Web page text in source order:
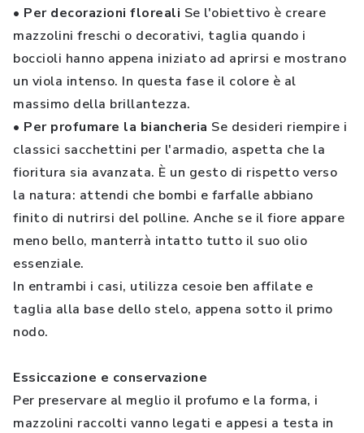
• Per decorazioni floreali Se l'obiettivo è creare
mazzolini freschi o decorativi, taglia quando i
boccioli hanno appena iniziato ad aprirsi e mostrano
un viola intenso. In questa fase il colore è al
massimo della brillantezza.
• Per profumare la biancheria Se desideri riempire i
classici sacchettini per l'armadio, aspetta che la
fioritura sia avanzata. È un gesto di rispetto verso
la natura: attendi che bombi e farfalle abbiano
finito di nutrirsi del polline. Anche se il fiore appare
meno bello, manterrà intatto tutto il suo olio
essenziale.
In entrambi i casi, utilizza cesoie ben affilate e
taglia alla base dello stelo, appena sotto il primo
nodo.
Essiccazione e conservazione
Per preservare al meglio il profumo e la forma, i
mazzolini raccolti vanno legati e appesi a testa in